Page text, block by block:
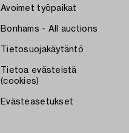
Avoimet työpaikat
Bonhams - All auctions
Tietosuojakäytäntö
Tietoa evästeistä
(cookies)
Evästeasetukset